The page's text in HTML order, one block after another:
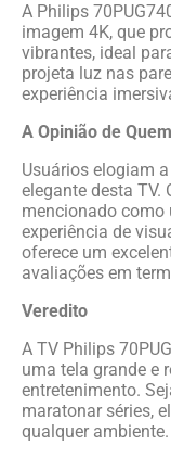
A Philips
imagem 4K, que
vibrantes, ideal
projeta luz nas
experiência
A Opinião de
Usuários elogiam
elegante desta TV.
mencionado como
experiência de
oferece um
avaliações em
Veredito
A TV Philips
uma tela grande e
entretenimento.
maratonar séries,
qualquer ambiente.